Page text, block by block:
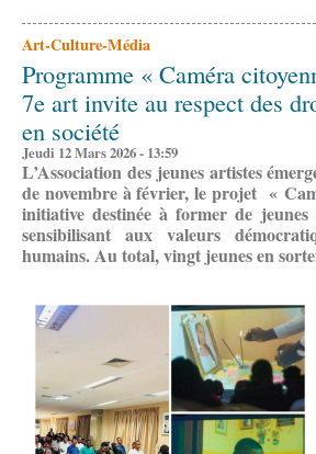
Art-Culture-Média
Programme « Caméra
7e art invite au respect des
en société
Jeudi 12 Mars 2026 - 13:59
L’Association des jeunes artistes
de novembre à février, le projet «
initiative destinée à former de jeunes
sensibilisant aux valeurs
humains. Au total, vingt jeunes en